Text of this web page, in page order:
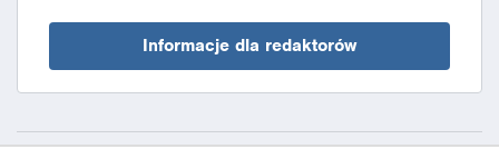
Informacje dla redaktorów